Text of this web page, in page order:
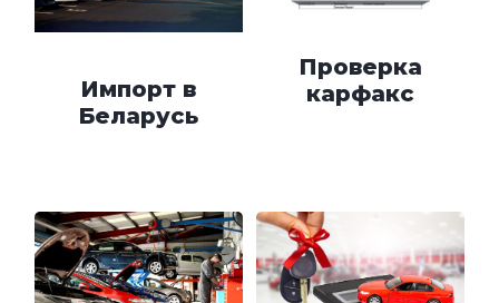
Импорт в
Беларусь
Проверка
карфакс